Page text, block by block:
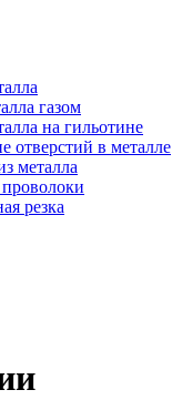
газом
на гильотине
отверстий в металле
металла
резка